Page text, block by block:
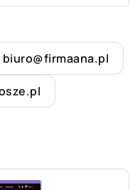
biuro@firmaana.pl